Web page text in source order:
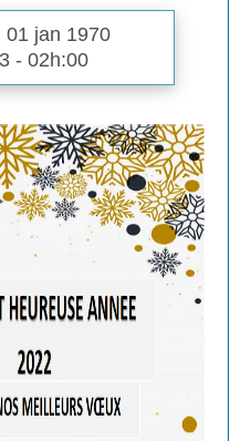
d’une course
d’hommes et
accéder à ce sport,
suivie d’une
avec
réalisateur et
le producteur.
le programme
du Film
vos bibliothèques
ou en ligne
le-mois-du-film-
01 jan 1970
- 02h:00